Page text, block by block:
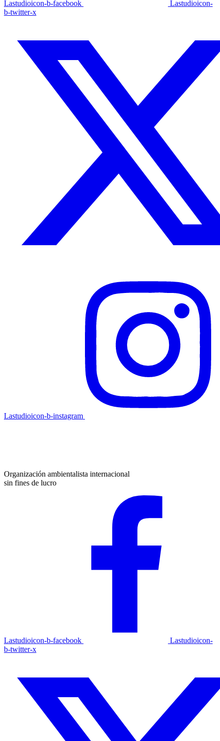
Lastudioicon-b-facebook
Lastudioicon-
b-twitter-x
Lastudioicon-b-instagram
Organización ambientalista internacional
sin fines de lucro
Lastudioicon-b-facebook
Lastudioicon-
b-twitter-x